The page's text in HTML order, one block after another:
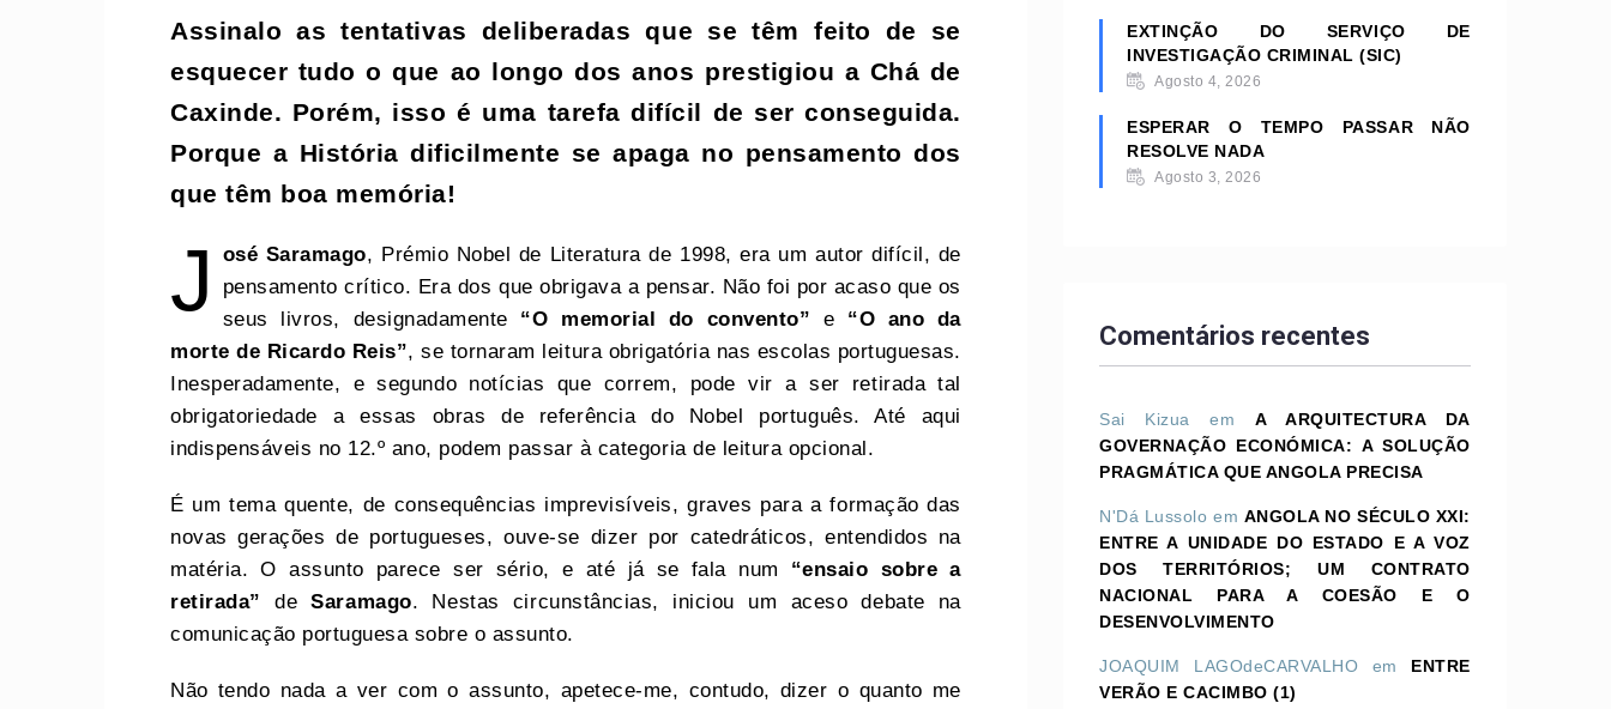
Assinalo as tentativas deliberadas que se têm feito de se
esquecer tudo o que ao longo dos anos prestigiou a Chá de
Caxinde. Porém, isso é uma tarefa difícil de ser conseguida.
Porque a História dificilmente se apaga no pensamento dos
que têm boa memória!
J osé Saramago, Prémio Nobel de Literatura de 1998, era um autor difícil, de
pensamento crítico. Era dos que obrigava a pensar. Não foi por acaso que os
seus livros, designadamente “O memorial do convento” e “O ano da
morte de Ricardo Reis”, se tornaram leitura obrigatória nas escolas portuguesas.
Inesperadamente, e segundo notícias que correm, pode vir a ser retirada tal
obrigatoriedade a essas obras de referência do Nobel português. Até aqui
indispensáveis no 12.º ano, podem passar à categoria de leitura opcional.
É um tema quente, de consequências imprevisíveis, graves para a formação das
novas gerações de portugueses, ouve-se dizer por catedráticos, entendidos na
matéria. O assunto parece ser sério, e até já se fala num “ensaio sobre a
retirada” deSaramago. Nestas circunstâncias, iniciou um aceso debate na
comunicação portuguesa sobre o assunto.
Não tendo nada a ver com o assunto, apetece-me, contudo, dizer o quanto me
EXTINÇÃO DO SERVIÇO DE
INVESTIGAÇÃO CRIMINAL (SIC)
Agosto 4, 2026
ESPERAR O TEMPO PASSAR NÃO
RESOLVE NADA
Agosto 3, 2026
Comentários recentes
Sai Kizua emA ARQUITECTURA DA
GOVERNAÇÃO ECONÓMICA: A SOLUÇÃO
PRAGMÁTICA QUE ANGOLA PRECISA
N'Dá Lussolo em ANGOLA NO SÉCULO XXI:
ENTRE A UNIDADE DO ESTADO E A VOZ
DOS TERRITÓRIOS; UM CONTRATO
NACIONAL PARA A COESÃO E O
DESENVOLVIMENTO
JOAQUIM LAGOdeCARVALHO em ENTRE
VERÃO E CACIMBO (1)